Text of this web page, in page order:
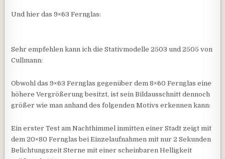
Und hier das 9×63 Fernglas:
Sehr empfehlen kann ich die Stativmodelle 2503 und 2505 von
Cullmann:
Obwohl das 9×63 Fernglas gegenüber dem 8×60 Fernglas eine
höhere Vergrößerung besitzt, ist sein Bildausschnitt dennoch
größer wie man anhand des folgenden Motivs erkennen kann:
Ein erster Test am Nachthimmel inmitten einer Stadt zeigt mit
dem 20×80 Fernglas bei Einzelaufnahmen mit nur 2 Sekunden
Belichtungszeit Sterne mit einer scheinbaren Helligkeit